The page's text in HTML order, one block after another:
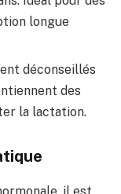
longue
déconseillés
des
la lactation.
il est